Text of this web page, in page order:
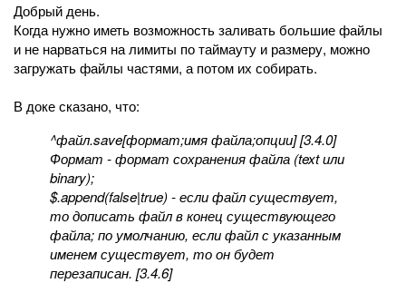
Добрый день.
Когда нужно иметь возможность заливать большие файлы
и не нарваться на лимиты по таймауту и размеру, можно
загружать файлы частями, а потом их собирать.
В доке сказано, что:
^файл.save[формат;имя файла;опции] [3.4.0]
Формат - формат сохранения файла (text или
binary);
$.append(false|true) - если файл существует,
то дописать файл в конец существующего
файла; по умолчанию, если файл с указанным
именем существует, то он будет
перезаписан. [3.4.6]